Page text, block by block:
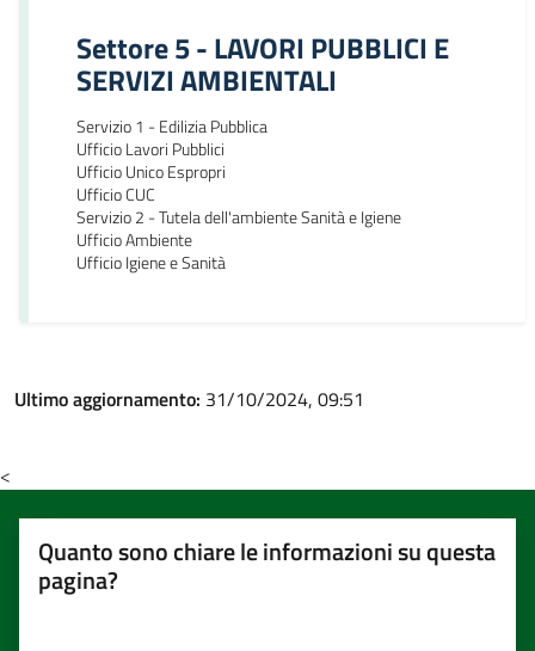
Settore 5 - LAVORI PUBBLICI E
SERVIZI AMBIENTALI
Servizio 1 - Edilizia Pubblica
Ufficio Lavori Pubblici
Ufficio Unico Espropri
Ufficio CUC
Servizio 2 - Tutela dell'ambiente Sanità e Igiene
Ufficio Ambiente
Ufficio Igiene e Sanità
Ultimo aggiornamento: 31/10/2024, 09:51
<
Quanto sono chiare le informazioni su questa
pagina?